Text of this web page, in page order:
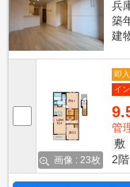
兵
築
建
画像 : 23枚
即
イ
管
敷
2階